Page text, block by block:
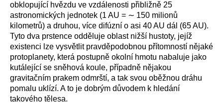
obklopující hvězdu ve vzdálenosti přibližně 25
astronomických jednotek (1 AU = ∼ 150 milionů
kilometrů) a druhou, více difúzní o asi 40 AU dál (65 AU).
Tyto dva prstence odděluje oblast nižší hustoty, jejíž
existenci lze vysvětlit pravděpodobnou přítomností nějaké
protoplanety, která postupně okolní hmotu nabaluje jako
kutálející se sněhová koule, případně nějakou
gravitačním prakem odmrští, a tak svou oběžnou dráhu
pomalu uklízí. A to je dobrým důvodem k hledání
takového tělesa.